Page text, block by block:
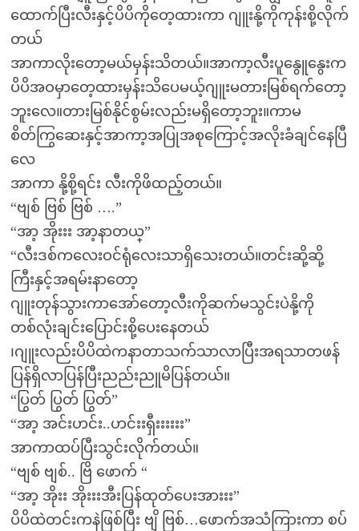
ထောက်ပြီးလီးနှင့်ပိပိကိုတေ့ထားကာ ဂျူးနို့ကိုကုန်းစို့လိုက်
တယ်
အာကာလိုးတော့မယ်မှန်းသိတယ်။အာကာ့လီးပူနွေူနွေးက
ပိပိအဝမှာတေ့ထားမှန်းသိပေမယ့်ဂျူးမတားမြစ်ရက်တော့
ဘူးလေ။တားမြစ်နိုင်စွမ်းလည်းမရှိတော့ဘူး။ကာမ
စိတ်ကြွဆေးနှင့်အာကာ့အပြုအစုကြောင့်အလိုးခံချင်နေပြီ
လေ
အာကာ နို့စို့ရင်း လီးကိုဖိထည့်တယ်။
“ဗျစ် ဗြစ် ဗြစ် ….”
“အာ့ အိုးးး အာ့နာတယ္”
“လီးဒစ်ကလေးဝင်ရုံလေးသာရှိသေးတယ်။တင်းဆို့ဆို့
ကြီးနှင့်အရမ်းနာတော့
ဂျူးတုန်သွားကာအော်တော့လီးကိုဆက်မသွင်းပဲနို့ကို
တစ်လုံးချင်းပြောင်းစို့ပေးနေတယ်
၊ဂျူးလည်းပိပိထဲကနာတာသက်သာလာပြီးအရသာတဖန်
ပြန်ရှိလာပြန်ပြီးညည်းညူမိပြန်တယ်။
“ပြွတ် ပြွတ် ပြွတ်”
“အာ့ အင်းဟင်း..ဟင်းးရှီးးးးးး”
အာကာထပ်ပြီးသွင်းလိုက်တယ်။
“ဗျစ် ဗျစ်.. ဗြိ ဖောက် “
“အာ့ အိုးး အိုးးးအီးပြန်ထုတ်ပေးအားးး”
ပိပိထဲတင်းကနဲဖြစ်ပြီး ဗျိ ဗြစ်…ဖောက်အသံကြားကာ စပ်